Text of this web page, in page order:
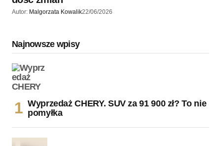
Autor: Malgorzata Kowalik22/06/2026
Najnowsze wpisy
Wyprzedaż CHERY. SUV za 91 900 zł? To nie
pomyłka